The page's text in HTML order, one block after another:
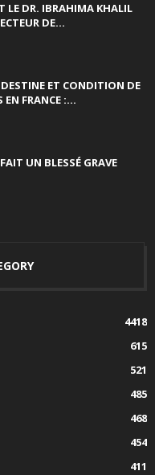
LE DR. IBRAHIMA KHALIL
DE...
ET CONDITION DE
EN FRANCE :...
UN BLESSÉ GRAVE
4418
615
521
485
468
454
411